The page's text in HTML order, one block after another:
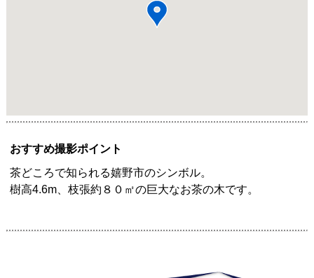
おすすめ撮影ポイント
茶どころで知られる嬉野市のシンボル。
樹高4.6m、枝張約８０㎡の巨大なお茶の木です。